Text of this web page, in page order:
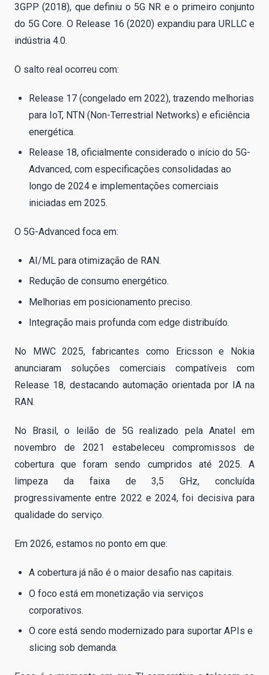
3GPP (2018), que definiu o 5G NR e o primeiro conjunto
do 5G Core. O Release 16 (2020) expandiu para URLLC e
indústria 4.0.
O salto real ocorreu com:
Release 17 (congelado em 2022), trazendo melhorias
para IoT, NTN (Non-Terrestrial Networks) e eficiência
energética.
Release 18, oficialmente considerado o início do 5G-
Advanced, com especificações consolidadas ao
longo de 2024 e implementações comerciais
iniciadas em 2025.
O 5G-Advanced foca em:
AI/ML para otimização de RAN.
Redução de consumo energético.
Melhorias em posicionamento preciso.
Integração mais profunda com edge distribuído.
No MWC 2025, fabricantes como Ericsson e Nokia
anunciaram soluções comerciais compatíveis com
Release 18, destacando automação orientada por IA na
RAN.
No Brasil, o leilão de 5G realizado pela Anatel em
novembro de 2021 estabeleceu compromissos de
cobertura que foram sendo cumpridos até 2025. A
limpeza da faixa de 3,5 GHz, concluída
progressivamente entre 2022 e 2024, foi decisiva para
qualidade do serviço.
Em 2026, estamos no ponto em que:
A cobertura já não é o maior desafio nas capitais.
O foco está em monetização via serviços
corporativos.
O core está sendo modernizado para suportar APIs e
slicing sob demanda.